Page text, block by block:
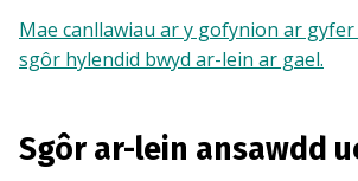
Mae canllawiau ar y gofynion ar
sgôr hylendid bwyd ar-lein ar gael.
Sgôr ar-lein ansawdd